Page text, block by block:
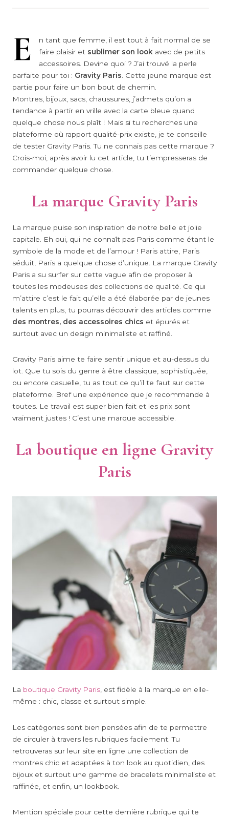
E
n tant que femme, il est tout à fait normal de se
faire plaisir et sublimer son look avec de petits
accessoires. Devine quoi ? J’ai trouvé la perle
parfaite pour toi : Gravity Paris . Cette jeune marque est
partie pour faire un bon bout de chemin.
Montres, bijoux, sacs, chaussures, j’admets qu’on a
tendance à partir en vrille avec la carte bleue quand
quelque chose nous plaît ! Mais si tu recherches une
plateforme où rapport qualité-prix existe, je te conseille
de tester Gravity Paris. Tu ne connais pas cette marque ?
Crois-moi, après avoir lu cet article, tu t’empresseras de
commander quelque chose.
La marque Gravity Paris
La marque puise son inspiration de notre belle et jolie
capitale. Eh oui, qui ne connaît pas Paris comme étant le
symbole de la mode et de l’amour ! Paris attire, Paris
séduit, Paris a quelque chose d’unique. La marque Gravity
Paris a su surfer sur cette vague afin de proposer à
toutes les modeuses des collections de qualité. Ce qui
m’attire c’est le fait qu’elle a été élaborée par de jeunes
talents en plus, tu pourras découvrir des articles comme
des montres, des accessoires chics et épurés et
surtout avec un design minimaliste et raffiné.
Gravity Paris aime te faire sentir unique et au-dessus du
lot. Que tu sois du genre à être classique, sophistiquée,
ou encore casuelle, tu as tout ce qu’il te faut sur cette
plateforme. Bref une expérience que je recommande à
toutes. Le travail est super bien fait et les prix sont
vraiment justes ! C’est une marque accessible.
La boutique en ligne Gravity
Paris
La boutique Gravity Paris, est fidèle à la marque en elle-
même : chic, classe et surtout simple.
Les catégories sont bien pensées afin de te permettre
de circuler à travers les rubriques facilement. Tu
retrouveras sur leur site en ligne une collection de
montres chic et adaptées à ton look au quotidien, des
bijoux et surtout une gamme de bracelets minimaliste et
raffinée, et enfin, un lookbook.
Mention spéciale pour cette dernière rubrique qui te